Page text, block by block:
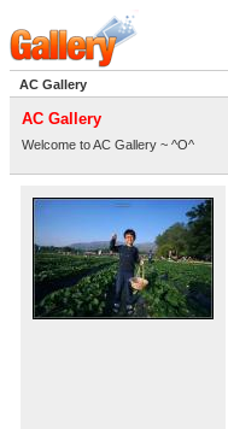
AC Gallery
AC Gallery
Welcome to AC Gallery ~ ^O^